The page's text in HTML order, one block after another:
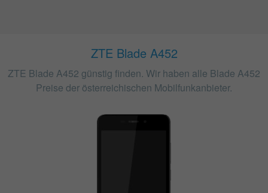
ZTE Blade A452
ZTE Blade A452 günstig finden. Wir haben alle Blade A452
Preise der österreichischen Mobilfunkanbieter.